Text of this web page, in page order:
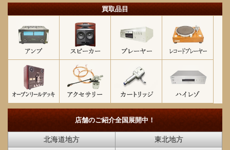
買取品目
店舗のご紹介全国展開中！
北海道地方
東北地方